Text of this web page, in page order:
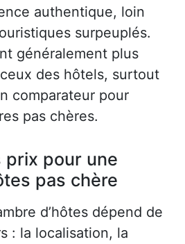
authentique, loin
surpeuplés.
généralement plus
des hôtels, surtout
comparateur pour
pas chères.
prix pour une
pas chère
d’hôtes dépend de
: la localisation, la